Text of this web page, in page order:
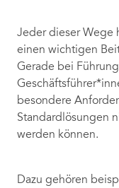
Jeder dieser Wege
einen wichtigen
Gerade bei
besondere
Standardlösungen
werden können.
Dazu gehören